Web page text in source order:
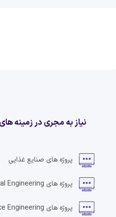
نیاز به مجری در زمینه
پروژه های صنایع غذایی
پروژه های Engineering
پروژه های Engineering